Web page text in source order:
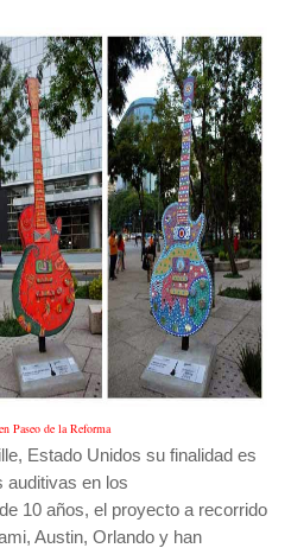
Paseo de la Reforma
Estado Unidos su finalidad es
auditivas en los
10 años, el proyecto a recorrido
Austin, Orlando y han